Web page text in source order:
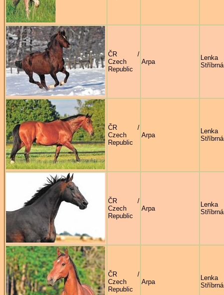
ČR /
Czech
Republic
Arpa
Lenka
Stříbrná
ČR /
Czech
Republic
Arpa
Lenka
Stříbrná
ČR /
Czech
Republic
Arpa
Lenka
Stříbrná
ČR /
Czech
Republic
Arpa
Lenka
Stříbrná